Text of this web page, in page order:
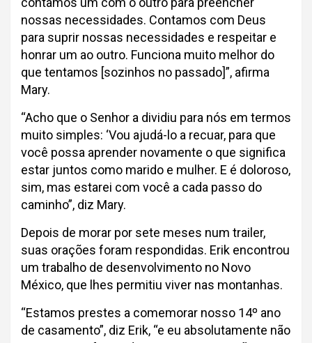
nossas necessidades. Contamos com Deus
para suprir nossas necessidades e respeitar e
honrar um ao outro. Funciona muito melhor do
que tentamos [sozinhos no passado]”, afirma
Mary.
“Acho que o Senhor a dividiu para nós em termos
muito simples: ‘Vou ajudá-lo a recuar, para que
você possa aprender novamente o que significa
estar juntos como marido e mulher. E é doloroso,
sim, mas estarei com você a cada passo do
caminho”, diz Mary.
Depois de morar por sete meses num trailer,
suas orações foram respondidas. Erik encontrou
um trabalho de desenvolvimento no Novo
México, que lhes permitiu viver nas montanhas.
“Estamos prestes a comemorar nosso 14º ano
de casamento”, diz Erik, “e eu absolutamente não